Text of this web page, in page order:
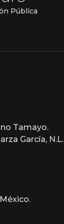
Pública
Tamayo.
García, N.L.